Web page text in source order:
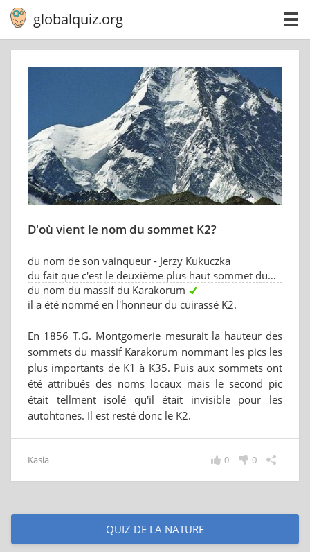
globalquiz.org
D'où vient le nom du sommet K2?
du nom de son vainqueur - Jerzy Kukuczka
du fait que c'est le deuxième plus haut sommet du monde
du nom du massif du Karakorum
il a été nommé en l'honneur du cuirassé K2.
En 1856 T.G. Montgomerie mesurait la hauteur des
sommets du massif Karakorum nommant les pics les
plus importants de K1 à K35. Puis aux sommets ont
été attribués des noms locaux mais le second pic
était tellment isolé qu'il était invisible pour les
autohtones. Il est resté donc le K2.
Kasia 0
0
QUIZ DE LA NATURE